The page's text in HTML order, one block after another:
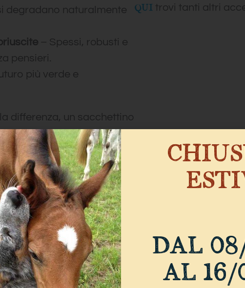
degradano naturalmente
– Spessi, robusti e
pensieri.
più verde e
differenza, un sacchettino
QUI trovi tanti altri
ANCHE ..
FASCIA
PREZZO:
DAL
AL 16/